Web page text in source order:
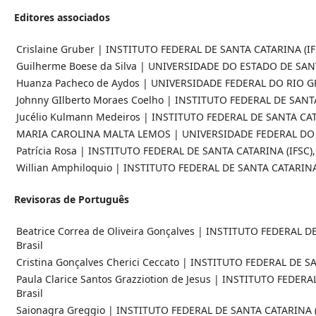
Editores associados
Crislaine Gruber | INSTITUTO FEDERAL DE SANTA CATARINA
Guilherme Boese da Silva | UNIVERSIDADE DO ESTADO DE
Huanza Pacheco de Aydos | UNIVERSIDADE FEDERAL DO RIO
Johnny GIlberto Moraes Coelho | INSTITUTO FEDERAL DE
Jucélio Kulmann Medeiros | INSTITUTO FEDERAL DE SANTA
MARIA CAROLINA MALTA LEMOS | UNIVERSIDADE FEDERAL
Patrícia Rosa | INSTITUTO FEDERAL DE SANTA CATARINA
Willian Amphiloquio | INSTITUTO FEDERAL DE SANTA
Revisoras de Português
Beatrice Correa de Oliveira Gonçalves | INSTITUTO FEDERAL DE
Brasil
Cristina Gonçalves Cherici Ceccato | INSTITUTO FEDERAL DE
Paula Clarice Santos Grazziotion de Jesus | INSTITUTO
Brasil
Saionagra Greggio | INSTITUTO FEDERAL DE SANTA CATARINA